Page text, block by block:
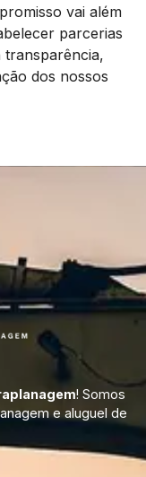
vai além
parcerias
transparência,
dos nossos
! Somos
e aluguel de